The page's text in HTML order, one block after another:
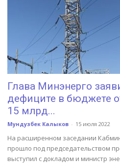
Глава Минэнерго
дефиците в бюджете
15 млрд...
Мундузбек Калыков - 15 июля 2022
На расширенном заседании
прошло под председательством
выступил с докладом и министр